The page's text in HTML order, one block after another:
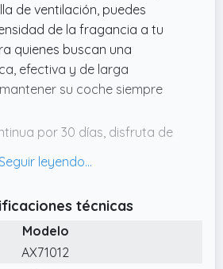
de ventilación, puedes
de la fragancia a tu
quienes buscan una
efectiva y de larga
su coche siempre
por 30 días, disfruta de
icónicas de AXE:
interior de tu vehículo
y atractivo.
y constante, gracias a
técnicas
Modelo
AX71012